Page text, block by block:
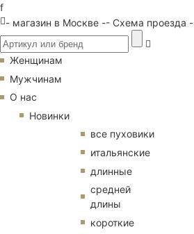
f
- магазин в Москве -- Схема проезда -
Женщинам
Мужчинам
О нас
Новинки
все пуховики
итальянские
длинные
средней
длины
короткие